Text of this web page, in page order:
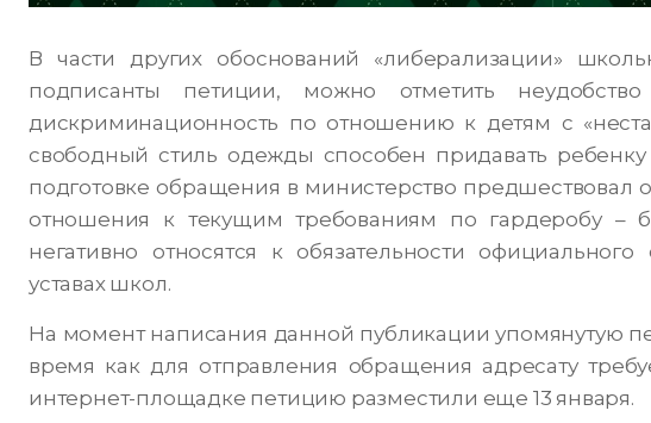
В части других обоснований «либерализации»
подписанты петиции, можно отметить
дискриминационность по отношению к детям с
свободный стиль одежды способен придавать ребенку
подготовке обращения в министерство
отношения к текущим требованиям по гардеробу –
негативно относятся к обязательности
уставах школ.
На момент написания данной публикации упомянутую
время как для отправления обращения адресату
интернет-площадке петицию разместили еще 13 января.